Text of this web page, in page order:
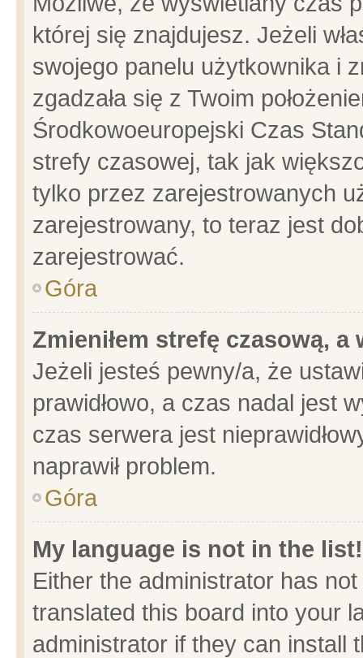
której się znajdujesz. Jeżeli
swojego panelu użytkownika i
zgadzała się z Twoim
Środkowoeuropejski Czas
strefy czasowej, tak jak
tylko przez zarejestrowanych
zarejestrowany, to teraz jest
zarejestrować.
Góra
Zmieniłem strefę czasową,
Jeżeli jesteś pewny/a, że
prawidłowo, a czas nadal jest
czas serwera jest
naprawił problem.
Góra
My language is not in the list!
Either the administrator has
translated this board into your
administrator if they can install